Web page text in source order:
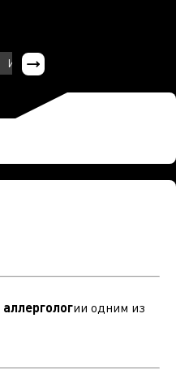
Интервью
аллергологии одним из